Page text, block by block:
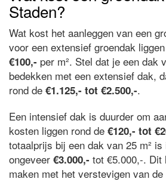
Staden?
Wat kost het aanleggen van een
voor een extensief groendak
€100,- per m². Stel dat je een dak
bedekken met een extensief dak,
rond de €1.125,- tot €2.500,-.
Een intensief dak is duurder om
kosten liggen rond de €120,- tot
totaalprijs bij een dak van 25 m²
ongeveer €3.000,- tot €5.000,-. Dit
maken met het verstevigen van